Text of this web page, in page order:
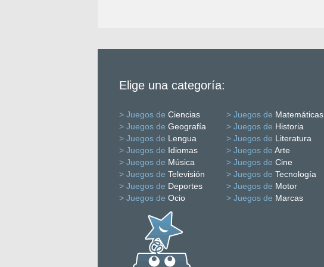
Elige una categoría:
> Juegos de Ciencias > Juegos de Matemáticas
> Juegos de Geografía > Juegos de Historia
> Juegos de Lengua > Juegos de Literatura
> Juegos de Idiomas > Juegos de Arte
> Juegos de Música > Juegos de Cine
> Juegos de Televisión > Juegos de Tecnología
> Juegos de Deportes > Juegos de Motor
> Juegos de Ocio > Juegos de Marcas